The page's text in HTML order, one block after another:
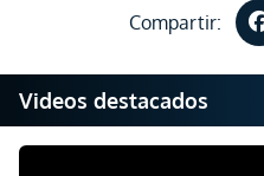
Compartir:
Videos destacados